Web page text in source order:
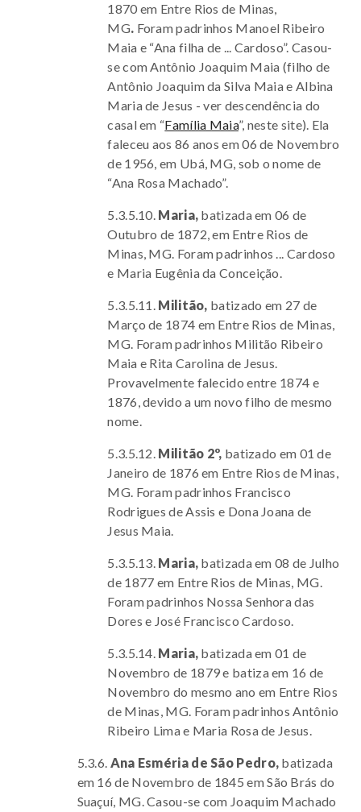
1870 em Entre Rios de Minas,
MG. Foram padrinhos Manoel Ribeiro
Maia e “Ana filha de ... Cardoso”. Casou-
se com Antônio Joaquim Maia (filho de
Antônio Joaquim da Silva Maia e Albina
Maria de Jesus - ver descendência do
casal em “Família Maia”, neste site). Ela
faleceu aos 86 anos em 06 de Novembro
de 1956, em Ubá, MG, sob o nome de
“Ana Rosa Machado”.
5.3.5.10. Maria, batizada em 06 de
Outubro de 1872, em Entre Rios de
Minas, MG. Foram padrinhos ... Cardoso
e Maria Eugênia da Conceição.
5.3.5.11. Militão, batizado em 27 de
Março de 1874 em Entre Rios de Minas,
MG. Foram padrinhos Militão Ribeiro
Maia e Rita Carolina de Jesus.
Provavelmente falecido entre 1874 e
1876, devido a um novo filho de mesmo
nome.
5.3.5.12. Militão 2º, batizado em 01 de
Janeiro de 1876 em Entre Rios de Minas,
MG. Foram padrinhos Francisco
Rodrigues de Assis e Dona Joana de
Jesus Maia.
5.3.5.13. Maria, batizada em 08 de Julho
de 1877 em Entre Rios de Minas, MG.
Foram padrinhos Nossa Senhora das
Dores e José Francisco Cardoso.
5.3.5.14. Maria, batizada em 01 de
Novembro de 1879 e batiza em 16 de
Novembro do mesmo ano em Entre Rios
de Minas, MG. Foram padrinhos Antônio
Ribeiro Lima e Maria Rosa de Jesus.
5.3.6. Ana Esméria de São Pedro, batizada
em 16 de Novembro de 1845 em São Brás do
Suaçuí, MG. Casou-se com Joaquim Machado